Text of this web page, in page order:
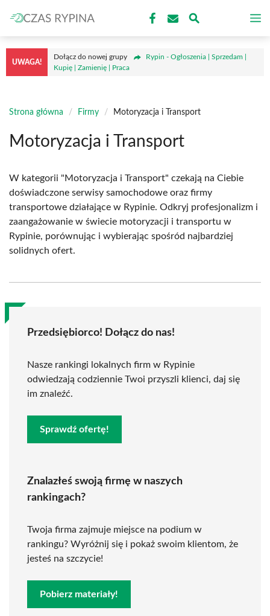
do
treści
UWAGA!
Dołącz do nowej grupy
Rypin - Ogłoszenia | Sprzedam |
Kupię | Zamienię | Praca
Strona główna / Firmy / Motoryzacja i Transport
Motoryzacja i Transport
W kategorii "Motoryzacja i Transport" czekają na Ciebie
doświadczone serwisy samochodowe oraz firmy
transportowe działające w Rypinie. Odkryj profesjonalizm i
zaangażowanie w świecie motoryzacji i transportu w
Rypinie, porównując i wybierając spośród najbardziej
solidnych ofert.
Przedsiębiorco! Dołącz do nas!
Nasze rankingi lokalnych firm w Rypinie
odwiedzają codziennie Twoi przyszli klienci, daj się
im znaleźć.
Sprawdź ofertę!
Znalazłeś swoją firmę w naszych
rankingach?
Twoja firma zajmuje miejsce na podium w
rankingu? Wyróżnij się i pokaż swoim klientom, że
jesteś na szczycie!
Pobierz materiały!